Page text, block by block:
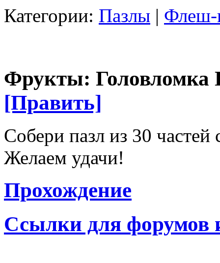
Категории: Пазлы | Флеш-
Фрукты: Головломка
[Править]
Собери пазл из 30
Желаем удачи!
Прохождение
Ссылки для форумов